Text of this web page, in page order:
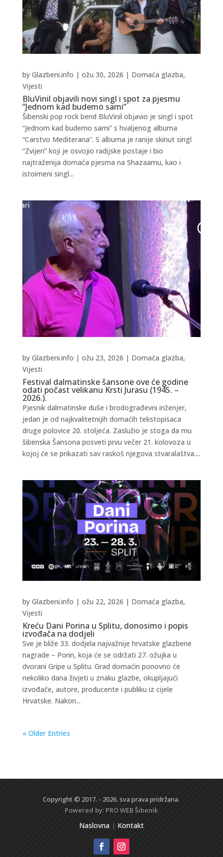
BluVinil objavili novi singl i spot za pjesmu
“Jednom kad budemo sami”
by Glazbeni.info | ožu 30, 2026 | Domaća glazba,
Vijesti
Šibenski pop rock bend BluVinil objavio je singl i spot
“Jednom kad budemo sami” s hvaljenog albuma
“Carstvo Mediterana”. S albuma je ranije skinut singl
“Zvijeri” koji je osvojio radijske postaje i bio
najtraženija domaća pjesma na Shazaamu, kao i
istoimeni singl...
Festival dalmatinske šansone ove će godine
odati počast velikanu Krsti Jurasu (1945. –
2026.).
by Glazbeni.info | ožu 23, 2026 | Domaća glazba,
Vijesti
Pjesnik dalmatinske duše i brodograđevni inženjer,
jedan je od najkvalitetnijih domaćih tekstopisaca
druge polovice 20. stoljeća. Zaslužio je stoga da mu
šibenska Šansona posveti prvu večer 21. kolovoza u
kojoj će se prikazati sav raskoš njegova stvaralaštva....
Kreću Dani Porina u Splitu, donosimo i popis
izvođača na dodjeli
by Glazbeni.info | ožu 22, 2026 | Domaća glazba,
Vijesti
Sve je bliže 33. dodjela najvažnije hrvatske glazbene
nagrade – Porin, koja će se održati 27. ožujka u
dvorani Gripe u Splitu. Grad domaćin ponovno će
nekoliko dana živjeti u znaku glazbe, okupljajući
izvođače, autore, producente i publiku iz cijele
Hrvatske. Nakon...
« Older Entries
Copyright © 2017. - 2026. sva prava pridržana.
Powered by: PRO WEBŠibenik
Naslovna| Kontakt